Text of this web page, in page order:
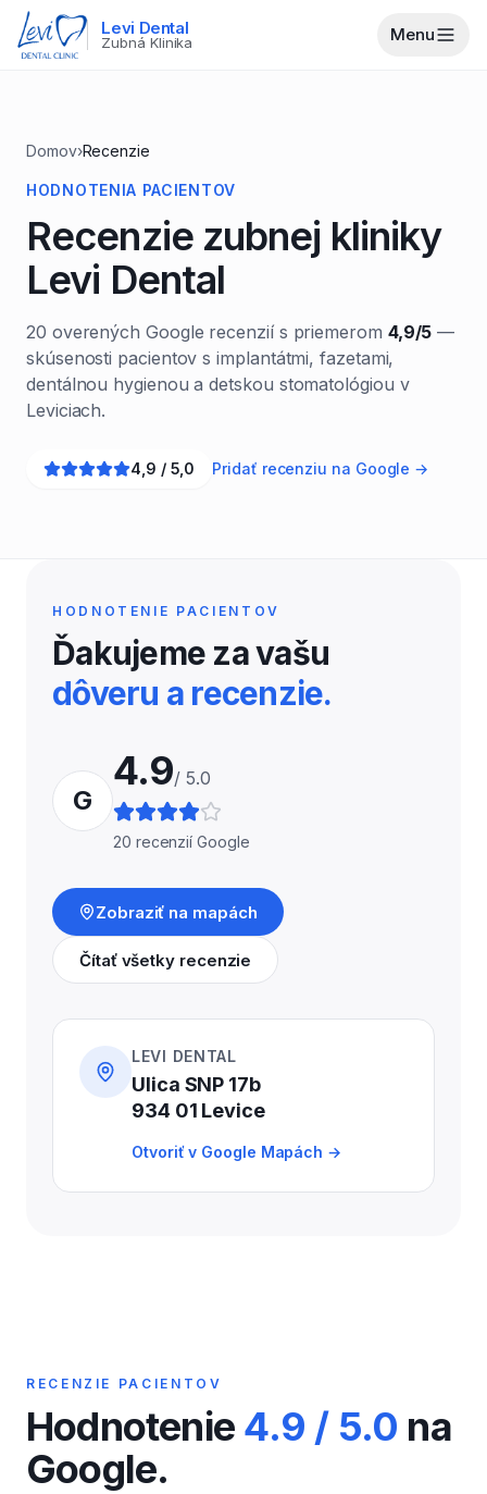
Levi Dental
Zubná Klinika Menu
Domov›Recenzie
HODNOTENIA PACIENTOV
Recenzie zubnej kliniky
Levi Dental
20 overených Google recenzií s priemerom 4,9/5 —
skúsenosti pacientov s implantátmi, fazetami,
dentálnou hygienou a detskou stomatológiou v
Leviciach.
4,9 / 5,0 Pridať recenziu na Google →
HODNOTENIE PACIENTOV
Ďakujeme za vašu
dôveru a recenzie.
G
4.9/ 5.0
20 recenzií Google
Zobraziť na mapách
Čítať všetky recenzie
LEVI DENTAL
Ulica SNP 17b
934 01 Levice
Otvoriť v Google Mapách →
RECENZIE PACIENTOV
Hodnotenie 4.9 / 5.0 na
Google.